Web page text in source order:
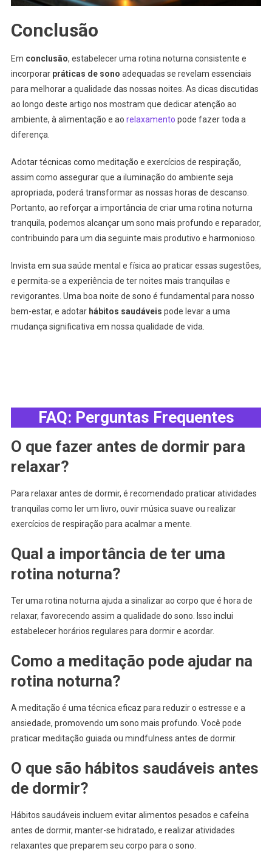
Conclusão
Em conclusão, estabelecer uma rotina noturna consistente e
incorporar práticas de sono adequadas se revelam essenciais
para melhorar a qualidade das nossas noites. As dicas discutidas
ao longo deste artigo nos mostram que dedicar atenção ao
ambiente, à alimentação e ao relaxamento pode fazer toda a
diferença.
Adotar técnicas como meditação e exercícios de respiração,
assim como assegurar que a iluminação do ambiente seja
apropriada, poderá transformar as nossas horas de descanso.
Portanto, ao reforçar a importância de criar uma rotina noturna
tranquila, podemos alcançar um sono mais profundo e reparador,
contribuindo para um dia seguinte mais produtivo e harmonioso.
Invista em sua saúde mental e física ao praticar essas sugestões,
e permita-se a experiência de ter noites mais tranquilas e
revigorantes. Uma boa noite de sono é fundamental para nosso
bem-estar, e adotar hábitos saudáveis pode levar a uma
mudança significativa em nossa qualidade de vida.
FAQ: Perguntas Frequentes
O que fazer antes de dormir para
relaxar?
Para relaxar antes de dormir, é recomendado praticar atividades
tranquilas como ler um livro, ouvir música suave ou realizar
exercícios de respiração para acalmar a mente.
Qual a importância de ter uma
rotina noturna?
Ter uma rotina noturna ajuda a sinalizar ao corpo que é hora de
relaxar, favorecendo assim a qualidade do sono. Isso inclui
estabelecer horários regulares para dormir e acordar.
Como a meditação pode ajudar na
rotina noturna?
A meditação é uma técnica eficaz para reduzir o estresse e a
ansiedade, promovendo um sono mais profundo. Você pode
praticar meditação guiada ou mindfulness antes de dormir.
O que são hábitos saudáveis antes
de dormir?
Hábitos saudáveis incluem evitar alimentos pesados e cafeína
antes de dormir, manter-se hidratado, e realizar atividades
relaxantes que preparem seu corpo para o sono.